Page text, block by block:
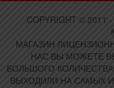
COPYRIGHT ©
МАГАЗИН
НАС ВЫ МОЖЕТЕ
БОЛЬШОГО
ВЫХОДИЛИ НА САМЫХ